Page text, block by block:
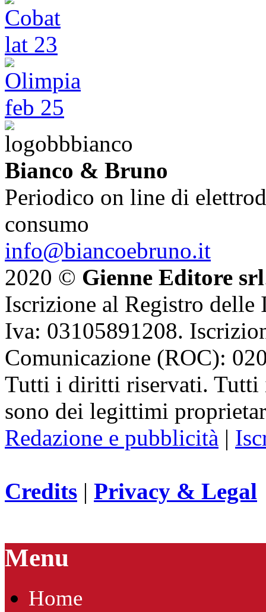
Bianco & Bruno
Periodico on line di
consumo
info@biancoebruno.it
2020 © Gienne Editore srl
Iscrizione al Registro delle
Iva: 03105891208.
Comunicazione (ROC):
Tutti i diritti riservati. Tutti
sono dei legittimi
Redazione e pubblicità |
Credits | Privacy & Legal
Menu
Home